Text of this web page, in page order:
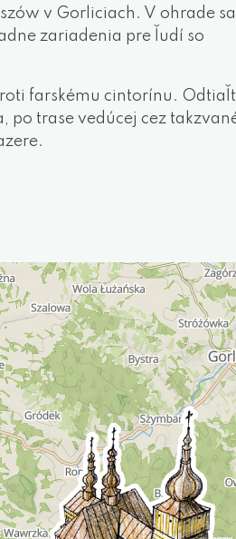
v Gorliciach. V ohrade sa
zariadenia pre ľudí so
farskému cintorínu.
po trase vedúcej cez